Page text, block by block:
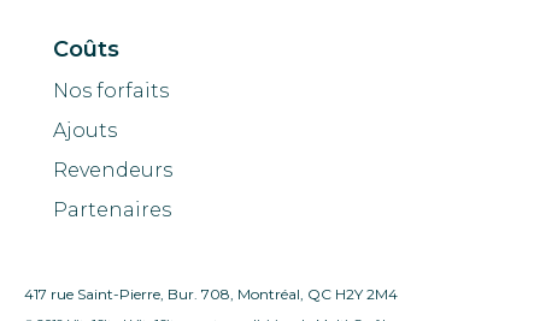
Coûts
Nos forfaits
Ajouts
Revendeurs
Partenaires
417 rue Saint-Pierre, Bur. 708, Montréal, QC H2Y 2M4